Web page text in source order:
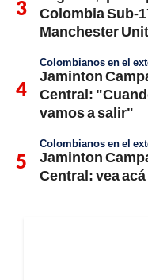
Colombia Sub-
Manchester
Colombianos en el
Jaminton
Central:
vamos a salir"
Colombianos en el
Jaminton
Central: vea